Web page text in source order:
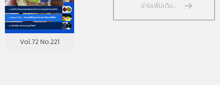
Vol.72 No.221
อ่านเพิ่มเติม...